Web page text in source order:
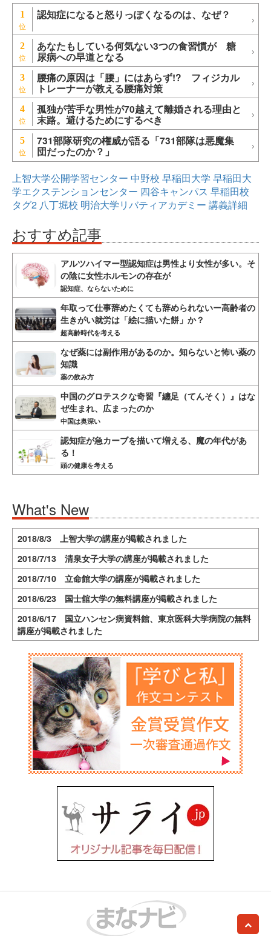
1 認知症になると怒りっぽくなるのは、なぜ？
2 あなたもしている何気ない3つの食習慣が 糖
尿病への早道となる
3 腰痛の原因は「腰」にはあらず!? フィジカル
トレーナーが教える腰痛対策
4 孤独が苦手な男性が70越えて離婚される理由と
末路。避けるためにするべき
5 731部隊研究の権威が語る「731部隊は悪魔集
団だったのか？」
上智大学公開学習センター 中野校 早稲田大学 早稲田大
学エクステンションセンター 四谷キャンパス 早稲田校
タグ2 八丁堀校 明治大学リバティアカデミー 講義詳細
おすすめ記事
アルツハイマー型認知症は男性より女性が多い。そ
の陰に女性ホルモンの存在が
認知症、ならないために
年取って仕事辞めたくても辞められないー高齢者の
生きがい就労は「絵に描いた餅」か？
超高齢時代を考える
なぜ薬には副作用があるのか。知らないと怖い薬の
知識
薬の飲み方
中国のグロテスクな奇習『纏足（てんそく）』はな
ぜ生まれ、広まったのか
中国は奥深い
認知症が急カーブを描いて増える、魔の年代があ
る！
頭の健康を考える
What's New
2018/8/3 上智大学の講座が掲載されました
2018/7/13 清泉女子大学の講座が掲載されました
2018/7/10 立命館大学の講座が掲載されました
2018/6/23 国士舘大学の無料講座が掲載されました
2018/6/17 国立ハンセン病資料館、東京医科大学病院の無料
講座が掲載されました